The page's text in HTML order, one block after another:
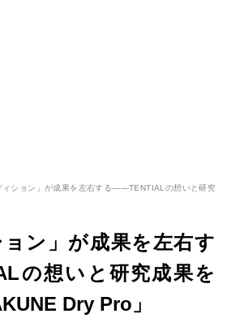
ィション」が成果を左右する——TENTIALの想いと研究
ョン」が成果を左右す
の想いと研究成果を
Dry Pro」